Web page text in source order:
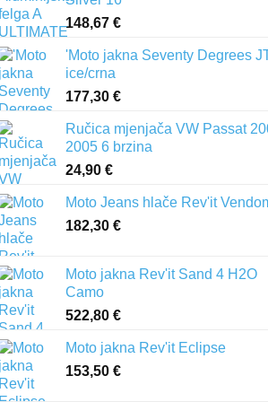
148,67 €
'Moto jakna Seventy Degrees
ice/crna
177,30 €
Ručica mjenjača VW Passat
2005 6 brzina
24,90 €
Moto Jeans hlače Rev'it
182,30 €
Moto jakna Rev'it Sand 4 H2O
Camo
522,80 €
Moto jakna Rev'it Eclipse
153,50 €